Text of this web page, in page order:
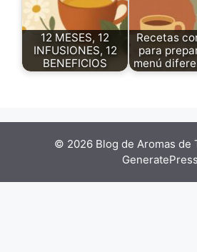
12 MESES, 12
INFUSIONES, 12
BENEFICIOS
Recetas
para
menú
© 2026 Blog de Aromas de
GeneratePress